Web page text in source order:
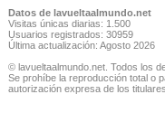
Datos de lavueltaalmundo.net
Visitas únicas diarias: 1.500
Usuarios registrados: 30959
Última actualización: Agosto 2026
© lavueltaalmundo.net. Todos los
Se prohíbe la reproducción total o
autorización expresa de los